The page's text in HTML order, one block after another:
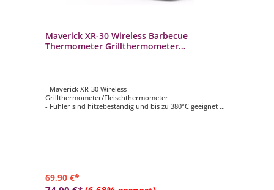
Maverick XR-30 Wireless Barbecue
Thermometer Grillthermometer
- Maverick XR-30 Wireless
Grillthermometer/Fleischthermometer
- Fühler sind hitzebeständig und bis zu 380°C geeignet
69,90 €*